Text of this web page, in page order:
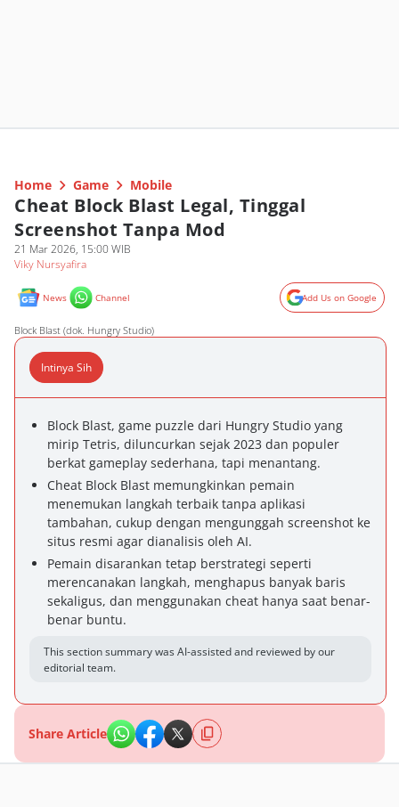
Home Game Mobile
Cheat Block Blast Legal, Tinggal
Screenshot Tanpa Mod
21 Mar 2026, 15:00 WIB
Viky Nursyafira
News Channel Add Us on Google
Block Blast (dok. Hungry Studio)
Intinya Sih
Block Blast, game puzzle dari Hungry Studio yang
mirip Tetris, diluncurkan sejak 2023 dan populer
berkat gameplay sederhana, tapi menantang.
Cheat Block Blast memungkinkan pemain
menemukan langkah terbaik tanpa aplikasi
tambahan, cukup dengan mengunggah screenshot ke
situs resmi agar dianalisis oleh AI.
Pemain disarankan tetap berstrategi seperti
merencanakan langkah, menghapus banyak baris
sekaligus, dan menggunakan cheat hanya saat benar-
benar buntu.
This section summary was AI-assisted and reviewed by our
editorial team.
Share Article